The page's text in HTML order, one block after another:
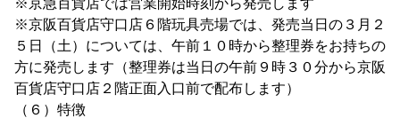
※京急百貨店では営業開始時刻から発売します
※京阪百貨店守口店６階玩具売場では、発売当日の３月２
５日（土）については、午前１０時から整理券をお持ちの
方に発売します（整理券は当日の午前９時３０分から京阪
百貨店守口店２階正面入口前で配布します）
（６）特徴